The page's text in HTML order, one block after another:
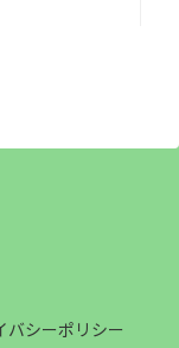
バシーポリシー